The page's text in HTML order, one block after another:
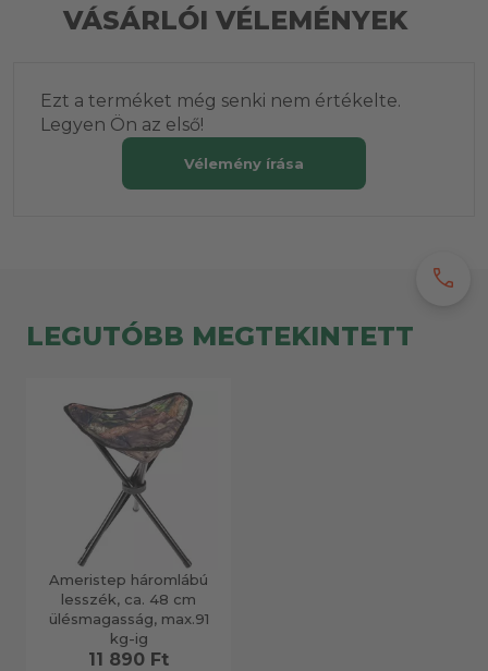
VÁSÁRLÓI VÉLEMÉNYEK
Ezt a terméket még senki nem értékelte.
Legyen Ön az első!
Vélemény írása
LEGUTÓBB MEGTEKINTETT
Ameristep háromlábú
lesszék, ca. 48 cm
ülésmagasság, max.91
kg-ig
11 890 Ft
call